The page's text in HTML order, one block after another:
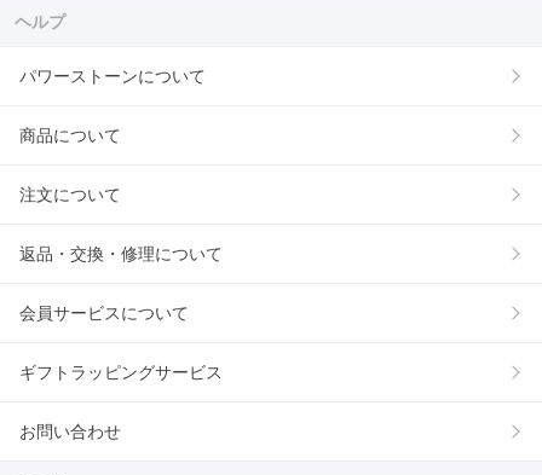
ヘルプ
パワーストーンについて
商品について
注文について
返品・交換・修理について
会員サービスについて
ギフトラッピングサービス
お問い合わせ